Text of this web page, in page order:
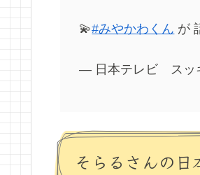
💫#みやかわくん が
— 日本テレビ スッ
そらるさんの日